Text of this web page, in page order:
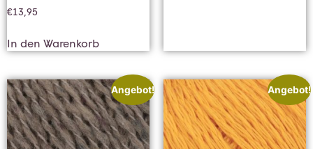
€13,95
In den Warenkorb
Angebot! Angebot!